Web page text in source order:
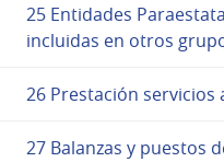
25 Entidades
incluidas en otros
26 Prestación servicios
27 Balanzas y puestos